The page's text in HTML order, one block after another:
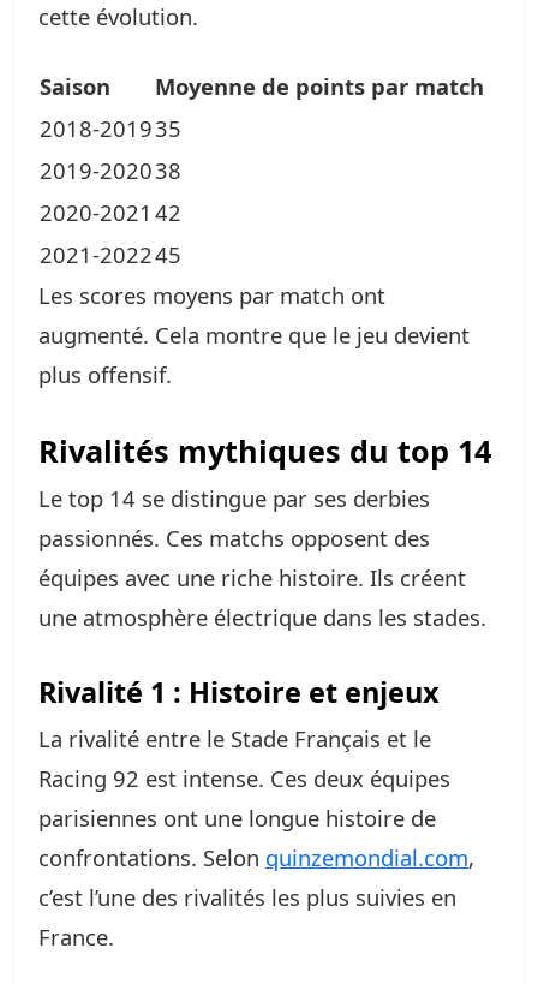
cette évolution.
Saison
Moyenne de points par match
2018-201935
2019-202038
2020-2021 42
2021-202245
Les scores moyens par match ont
augmenté. Cela montre que le jeu devient
plus offensif.
Rivalités mythiques du top 14
Le top 14 se distingue par ses derbies
passionnés. Ces matchs opposent des
équipes avec une riche histoire. Ils créent
une atmosphère électrique dans les stades.
Rivalité 1 : Histoire et enjeux
La rivalité entre le Stade Français et le
Racing 92 est intense. Ces deux équipes
parisiennes ont une longue histoire de
confrontations. Selon quinzemondial.com,
c’est l’une des rivalités les plus suivies en
France.